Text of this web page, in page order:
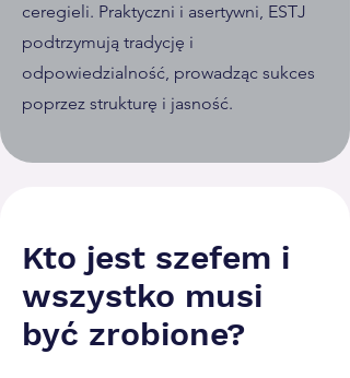
ceregieli. Praktyczni i asertywni, ESTJ
podtrzymują tradycję i
odpowiedzialność, prowadząc sukces
poprzez strukturę i jasność.
Kto jest szefem i
wszystko musi
być zrobione?